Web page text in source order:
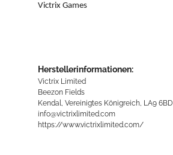
Victrix Games
Herstellerinformationen:
Victrix Limited
Beezon Fields
Kendal, Vereinigtes Königreich, LA9 6BD
info@victrixlimited.com
https://www.victrixlimited.com/